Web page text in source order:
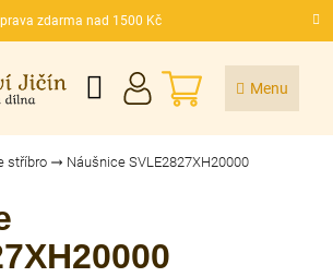
zdarma nad 1500 Kč
NÁKUPNÍ
KOŠÍK
stříbro Náušnice SVLE2827XH20000